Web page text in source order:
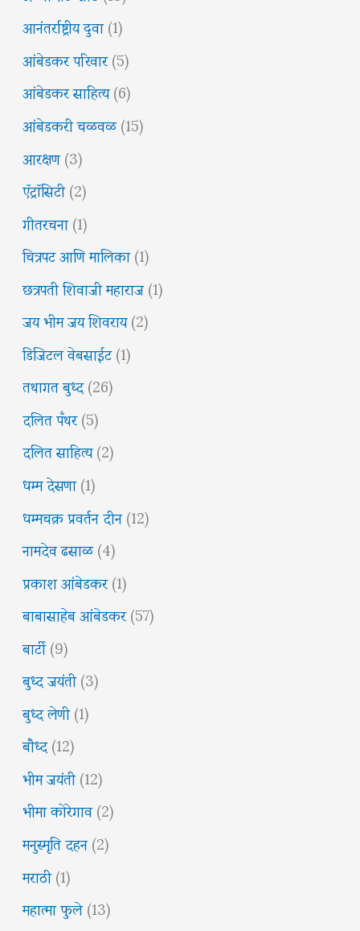
आनंतर्राष्ट्रीय दुवा(1)
आंबेडकर परिवार(5)
आंबेडकर साहित्य(6)
आंबेडकरी चळवळ(15)
आरक्षण(3)
ऍट्रॉसिटी(2)
गीतरचना(1)
चित्रपट आणि मालिका(1)
छत्रपती शिवाजी महाराज(1)
जय भीम जय शिवराय(2)
डिजिटल वेबसाईट(1)
तथागत बुध्द(26)
दलित पँथर(5)
दलित साहित्य(2)
धम्म देसणा(1)
धम्मचक्र प्रवर्तन दीन(12)
नामदेव ढसाळ(4)
प्रकाश आंबेडकर(1)
बाबासाहेब आंबेडकर(57)
बार्टी(9)
बुध्द जयंती(3)
बुध्द लेणी(1)
बौध्द(12)
भीम जयंती(12)
भीमा कोरेगाव(2)
मनुस्मृति दहन(2)
मराठी(1)
महात्मा फुले(13)